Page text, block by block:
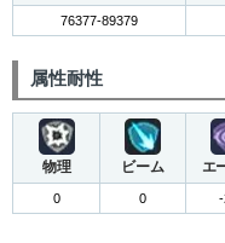
76377-89379
属性耐性
物理 ビーム エ
0 0